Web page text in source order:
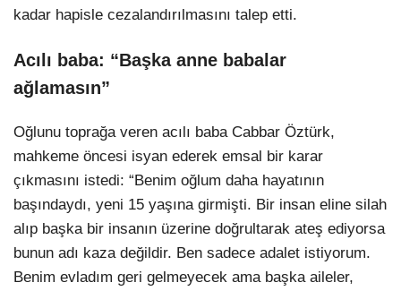
kadar hapisle cezalandırılmasını talep etti.
Acılı baba: “Başka anne babalar
ağlamasın”
Oğlunu toprağa veren acılı baba Cabbar Öztürk,
mahkeme öncesi isyan ederek emsal bir karar
çıkmasını istedi: “Benim oğlum daha hayatının
başındaydı, yeni 15 yaşına girmişti. Bir insan eline silah
alıp başka bir insanın üzerine doğrultarak ateş ediyorsa
bunun adı kaza değildir. Ben sadece adalet istiyorum.
Benim evladım geri gelmeyecek ama başka aileler,